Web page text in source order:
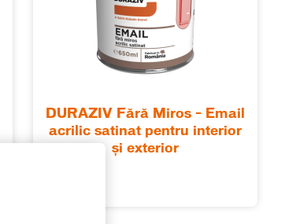
DURAZIV Fără Miros – Email
acrilic satinat pentru interior
şi exterior